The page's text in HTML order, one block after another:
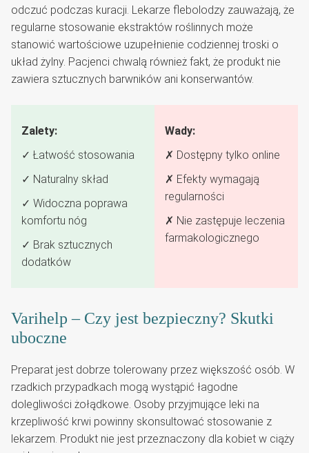
odczuć podczas kuracji. Lekarze flebolodzy zauważają, że
regularne stosowanie ekstraktów roślinnych może
stanowić wartościowe uzupełnienie codziennej troski o
układ żylny. Pacjenci chwalą również fakt, że produkt nie
zawiera sztucznych barwników ani konserwantów.
Zalety:
✓ Łatwość stosowania
✓ Naturalny skład
✓ Widoczna poprawa
komfortu nóg
✓ Brak sztucznych
dodatków
Wady:
✗ Dostępny tylko online
✗ Efekty wymagają
regularności
✗ Nie zastępuje leczenia
farmakologicznego
Varihelp – Czy jest bezpieczny? Skutki
uboczne
Preparat jest dobrze tolerowany przez większość osób. W
rzadkich przypadkach mogą wystąpić łagodne
dolegliwości żołądkowe. Osoby przyjmujące leki na
krzepliwość krwi powinny skonsultować stosowanie z
lekarzem. Produkt nie jest przeznaczony dla kobiet w ciąży